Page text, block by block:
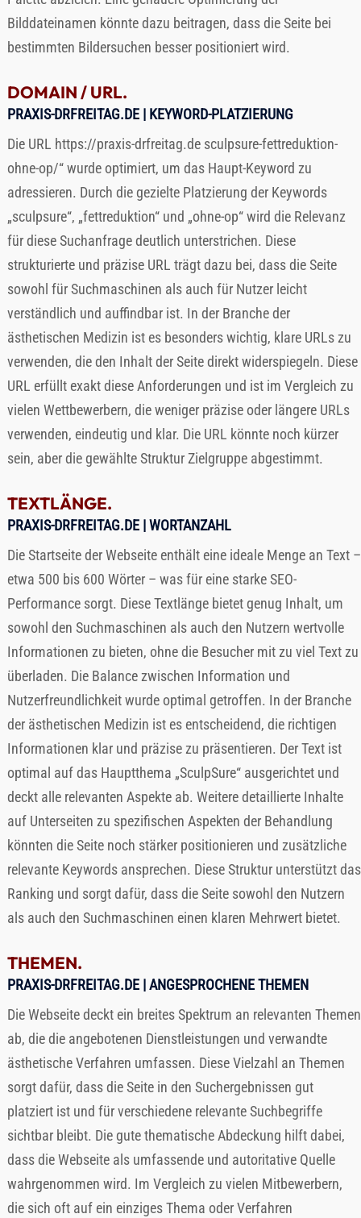
Bilddateinamen könnte dazu beitragen, dass die Seite bei
bestimmten Bildersuchen besser positioniert wird.
DOMAIN / URL.
PRAXIS-DRFREITAG.DE| KEYWORD-PLATZIERUNG
Die URL https://praxis-drfreitag.de sculpsure-fettreduktion-
ohne-op/“ wurde optimiert, um das Haupt-Keyword zu
adressieren. Durch die gezielte Platzierung der Keywords
„sculpsure“, „fettreduktion“ und „ohne-op“ wird die Relevanz
für diese Suchanfrage deutlich unterstrichen. Diese
strukturierte und präzise URL trägt dazu bei, dass die Seite
sowohl für Suchmaschinen als auch für Nutzer leicht
verständlich und auffindbar ist. In der Branche der
ästhetischen Medizin ist es besonders wichtig, klare URLs zu
verwenden, die den Inhalt der Seite direkt widerspiegeln. Diese
URL erfüllt exakt diese Anforderungen und ist im Vergleich zu
vielen Wettbewerbern, die weniger präzise oder längere URLs
verwenden, eindeutig und klar. Die URL könnte noch kürzer
sein, aber die gewählte Struktur Zielgruppe abgestimmt.
TEXTLÄNGE.
PRAXIS-DRFREITAG.DE| WORTANZAHL
Die Startseite der Webseite enthält eine ideale Menge an Text –
etwa 500 bis 600 Wörter – was für eine starke SEO-
Performance sorgt. Diese Textlänge bietet genug Inhalt, um
sowohl den Suchmaschinen als auch den Nutzern wertvolle
Informationen zu bieten, ohne die Besucher mit zu viel Text zu
überladen. Die Balance zwischen Information und
Nutzerfreundlichkeit wurde optimal getroffen. In der Branche
der ästhetischen Medizin ist es entscheidend, die richtigen
Informationen klar und präzise zu präsentieren. Der Text ist
optimal auf das Hauptthema „SculpSure“ ausgerichtet und
deckt alle relevanten Aspekte ab. Weitere detaillierte Inhalte
auf Unterseiten zu spezifischen Aspekten der Behandlung
könnten die Seite noch stärker positionieren und zusätzliche
relevante Keywords ansprechen. Diese Struktur unterstützt das
Ranking und sorgt dafür, dass die Seite sowohl den Nutzern
als auch den Suchmaschinen einen klaren Mehrwert bietet.
THEMEN.
PRAXIS-DRFREITAG.DE| ANGESPROCHENE THEMEN
Die Webseite deckt ein breites Spektrum an relevanten Themen
ab, die die angebotenen Dienstleistungen und verwandte
ästhetische Verfahren umfassen. Diese Vielzahl an Themen
sorgt dafür, dass die Seite in den Suchergebnissen gut
platziert ist und für verschiedene relevante Suchbegriffe
sichtbar bleibt. Die gute thematische Abdeckung hilft dabei,
dass die Webseite als umfassende und autoritative Quelle
wahrgenommen wird. Im Vergleich zu vielen Mitbewerbern,
die sich oft auf ein einziges Thema oder Verfahren